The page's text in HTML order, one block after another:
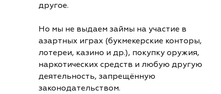
другое.
Но мы не выдаем займы на участие в
азартных играх (букмекерские конторы,
лотереи, казино и др.), покупку оружия,
наркотических средств и любую другую
деятельность, запрещённую
законодательством.